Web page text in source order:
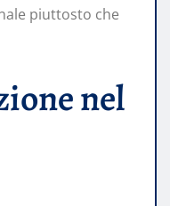
piuttosto che
nel